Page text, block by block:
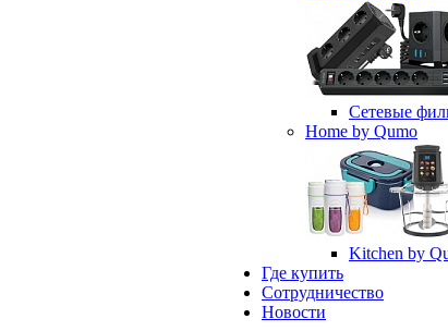
Сетевые
Home by Qumo
Kitchen by
Где купить
Сотрудничество
Новости